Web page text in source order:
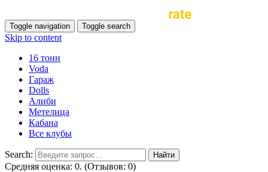
Toggle navigation Toggle search
Skip to content
16 тонн
Voda
Гараж
Dolls
Алиби
Метелица
Кабана
Все клубы
Search:
Средняя оценка: 0. (Отзывов: 0)